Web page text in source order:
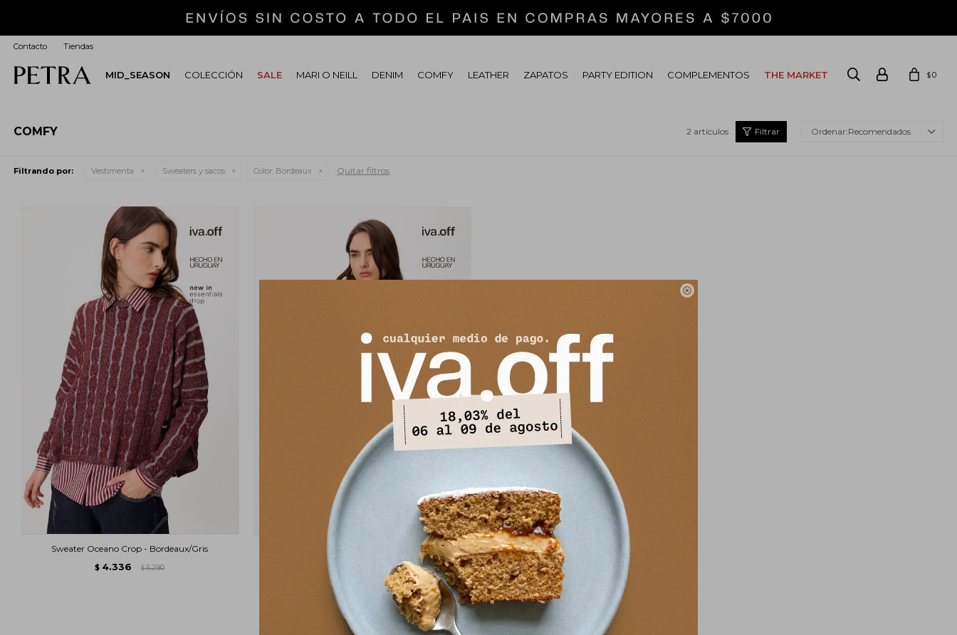

MID_SEASON COLECCIÓN SALE MARI O NEILL DENIM COMFY LEATHER ZAPATOS PARTY EDITION COMPLEMENTOS THE MARKET $0
Contacto Tiendas
COMFY 2 artículos Recomendados
Filtrando por: Vestimenta Sweaters y sacos Color: Bordeaux Quitar filtros
Sweater Oceano Crop - Bordeaux/Gris
$ 4.336 $ 5.290
Sweater Oceano - Bordeaux/Gris
$ 5.290